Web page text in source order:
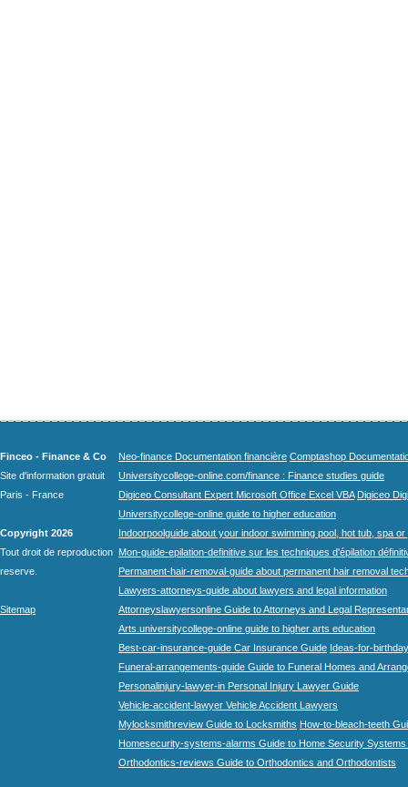
Finceo - Finance & Co
Site d'information gratuit
Paris - France
Copyright 2026
Tout droit de reproduction
reserve.
Sitemap
Neo-finance Documentation financière Comptashop
Universitycollege-online.com/finance : Finance studies guide
Digiceo Consultant Expert Microsoft Office Excel VBA Digiceo
Universitycollege-online guide to higher education
Indoorpoolguide about your indoor swimming pool, hot tub, spa
Mon-guide-epilation-definitive sur les techniques d'épilation
Permanent-hair-removal-guide about permanent hair removal
Lawyers-attorneys-guide about lawyers and legal information
Attorneyslawyersonline Guide to Attorneys and Legal
Arts.universitycollege-online guide to higher arts education
Best-car-insurance-guide Car Insurance Guide Ideas-for-
Funeral-arrangements-guide Guide to Funeral Homes and
Personalinjury-lawyer-in Personal Injury Lawyer Guide
Vehicle-accident-lawyer Vehicle Accident Lawyers
Mylocksmithreview Guide to Locksmiths How-to-bleach-teeth
Homesecurity-systems-alarms Guide to Home Security Systems
Orthodontics-reviews Guide to Orthodontics and Orthodontists